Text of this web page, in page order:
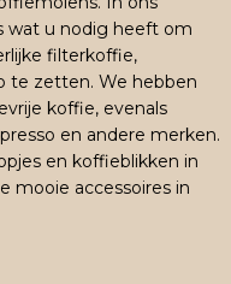
wat u nodig heeft om
filterkoffie,
te zetten. We hebben
koffie, evenals
en andere merken.
en koffieblikken in
mooie accessoires in